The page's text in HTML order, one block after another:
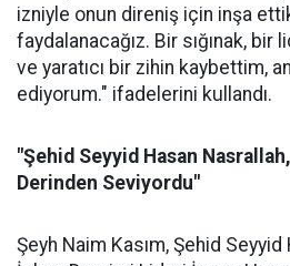
izniyle onun direniş için inşa
faydalanacağız. Bir sığınak, bir
ve yaratıcı bir zihin kaybettim,
ediyorum." ifadelerini kullandı.
"Şehid Seyyid Hasan
Derinden Seviyordu"
Şeyh Naim Kasım, Şehid